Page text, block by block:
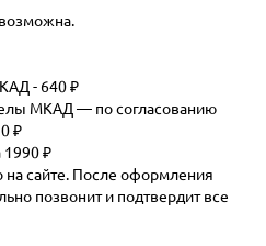
- 640 ₽
МКАД — по согласованию
₽
1990 ₽
на сайте. После оформления
позвонит и подтвердит все